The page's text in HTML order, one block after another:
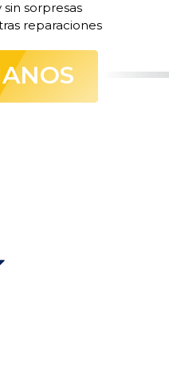
sorpresas
reparaciones